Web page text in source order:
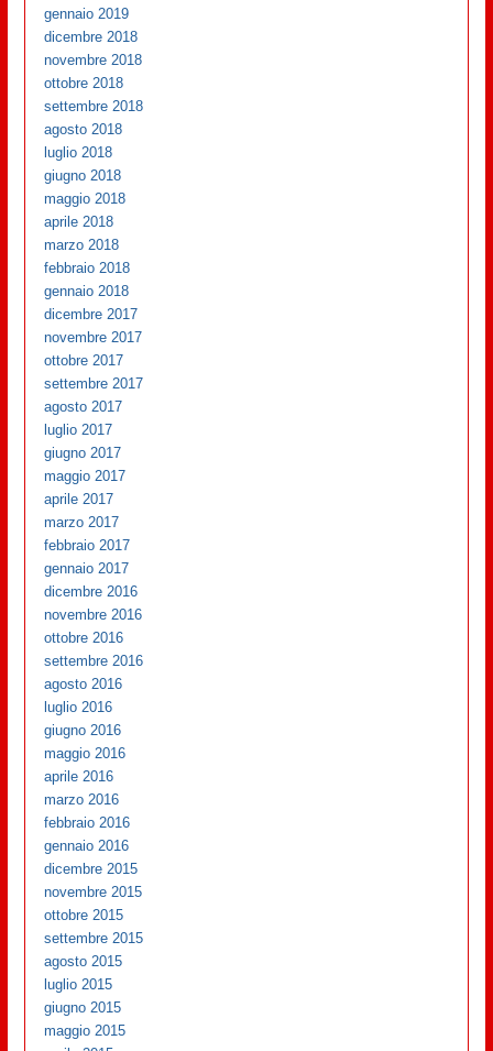
gennaio 2019
dicembre 2018
novembre 2018
ottobre 2018
settembre 2018
agosto 2018
luglio 2018
giugno 2018
maggio 2018
aprile 2018
marzo 2018
febbraio 2018
gennaio 2018
dicembre 2017
novembre 2017
ottobre 2017
settembre 2017
agosto 2017
luglio 2017
giugno 2017
maggio 2017
aprile 2017
marzo 2017
febbraio 2017
gennaio 2017
dicembre 2016
novembre 2016
ottobre 2016
settembre 2016
agosto 2016
luglio 2016
giugno 2016
maggio 2016
aprile 2016
marzo 2016
febbraio 2016
gennaio 2016
dicembre 2015
novembre 2015
ottobre 2015
settembre 2015
agosto 2015
luglio 2015
giugno 2015
maggio 2015